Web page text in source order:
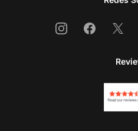
InstagramFacebook
X